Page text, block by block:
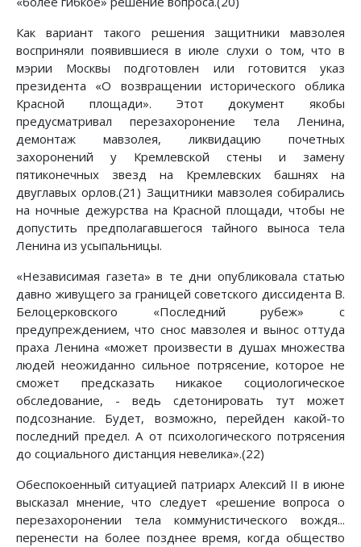
Как вариант такого решения защитники мавзолея
восприняли появившиеся в июле слухи о том, что в
мэрии Москвы подготовлен или готовится указ
президента «О возвращении исторического облика
Красной площади». Этот документ якобы
предусматривал перезахоронение тела Ленина,
демонтаж мавзолея, ликвидацию почетных
захоронений у Кремлевской стены и замену
пятиконечных звезд на Кремлевских башнях на
двуглавых орлов.(21) Защитники мавзолея собирались
на ночные дежурства на Красной площади, чтобы не
допустить предполагавшегося тайного выноса тела
Ленина из усыпальницы.
«Независимая газета» в те дни опубликовала статью
давно живущего за границей советского диссидента В.
Белоцерковского «Последний рубеж» с
предупреждением, что снос мавзолея и вынос оттуда
праха Ленина «может произвести в душах множества
людей неожиданно сильное потрясение, которое не
сможет предсказать никакое социологическое
обследование, - ведь сдетонировать тут может
подсознание. Будет, возможно, перейден какой-то
последний предел. А от психологического потрясения
до социального дистанция невелика».(22)
Обеспокоенный ситуацией патриарх Алексий II в июне
высказал мнение, что следует «решение вопроса о
перезахоронении тела коммунистического вождя...
перенести на более позднее время, когда общество